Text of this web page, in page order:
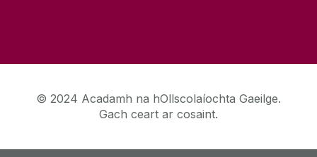
© 2024 Acadamh na hOllscolaíochta Gaeilge.
Gach ceart ar cosaint.